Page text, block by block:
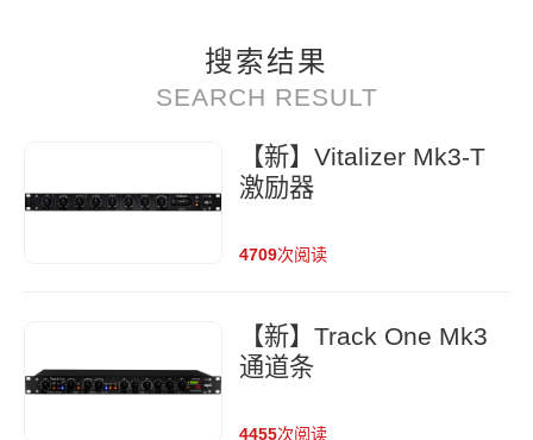
搜索结果
SEARCH RESULT
【新】Vitalizer Mk3-T
激励器
4709次阅读
【新】Track One Mk3
通道条
4455次阅读